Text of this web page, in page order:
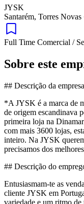
JYSK
Santarém, Torres Novas
Full Time Comercial /
Sobre este
## Descrição da empresa
*A JYSK é a marca de
de origem escandinava
primeira loja na
com mais 3600 lojas,
inteiro. Na JYSK
precisamos dos
## Descrição do
Entusiasmam-te as
cliente JYSK em
variedade e um ritmo